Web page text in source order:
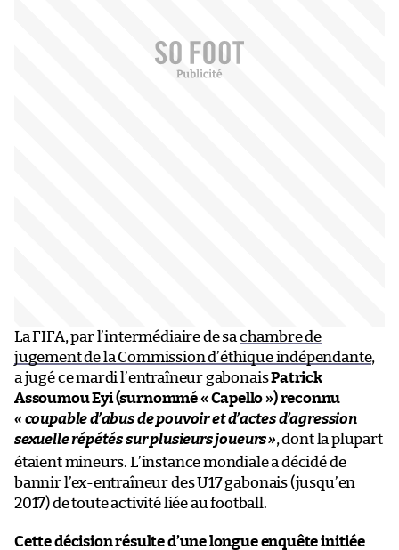
La FIFA, par l’intermédiaire de sa chambre de
jugement de la Commission d’éthique indépendante,
a jugé ce mardi l’entraîneur gabonaisPatrick
Assoumou Eyi (surnommé « Capello ») reconnu
« coupable d’abus de pouvoir et d’actes d’agression
sexuelle répétés sur plusieurs joueurs», dont la plupart
étaient mineurs. L’instance mondiale a décidé de
bannir l’ex-entraîneur des U17 gabonais (jusqu’en
2017) de toute activité liée au football.
Cette décision résulte d’une longue enquête initiée